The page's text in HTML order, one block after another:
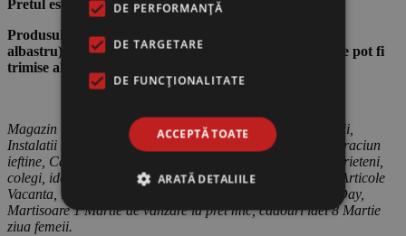
Pretul este pentru un pachet.
Produsul poate fi fabricat in diverse culori (rosu si/sau
albastru), disponibile in functie de lot si de stoc. Culorile pot fi
trimise aleatoriu.
Magazin Online cu Idei de Cadouri Barbati, Femei si Copii,
Instalatii Luminoase LEDuri, Decoratiuni si Cadouri de Craciun
ieftine, Cadouri de Casa noua, Cununie, Cadouri pentru prieteni,
colegi, idei cadouri utile de Paste, Cadouri Copii 1 Iunie, Articole
Vacanta, Brazi Artificiali de Craciun, Cadouri Valentines Day,
Martisoare 1 Martie de vanzare la pret mic, cadouri idei 8 Martie
ziua femeii.
DE PERFORMANȚĂ
DE TARGETARE
DE FUNCŢIONALITATE
ACCEPTĂ TOATE
ARATĂ DETALIILE